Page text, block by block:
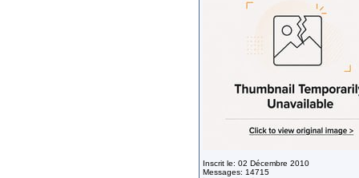
Inscrit le: 02 Décembre 2010
Messages: 14715